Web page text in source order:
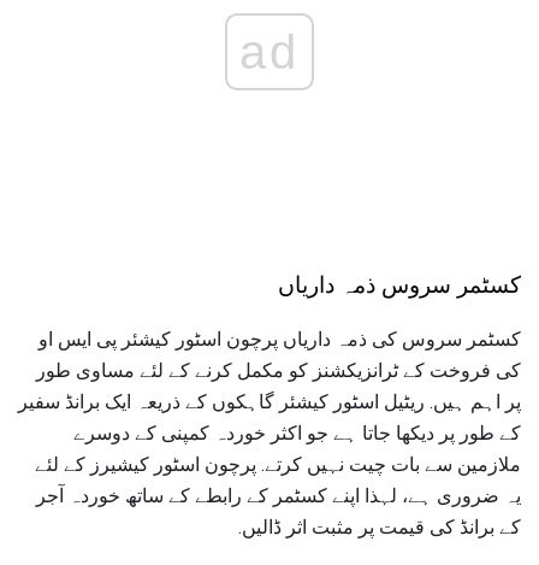
ad
کسٹمر سروس ذمہ داریاں
کسٹمر سروس کی ذمہ داریاں پرچون اسٹور کیشئر پی ایس او
کی فروخت کے ٹرانزیکشنز کو مکمل کرنے کے لئے مساوی طور
پر اہم ہیں. ریٹیل اسٹور کیشئر گاہکوں کے ذریعہ ایک برانڈ سفیر
کے طور پر دیکھا جاتا ہے جو اکثر خوردہ کمپنی کے دوسرے
ملازمین سے بات چیت نہیں کرتے. پرچون اسٹور کیشیرز کے لئے
یہ ضروری ہے، لہذا اپنے کسٹمر کے رابطے کے ساتھ خوردہ آجر
کے برانڈ کی قیمت پر مثبت اثر ڈالیں.